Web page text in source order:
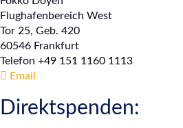
Flughafenbereich West
Tor 25, Geb. 420
60546 Frankfurt
Telefon +49 151 1160 1113
Email
Direktspenden: